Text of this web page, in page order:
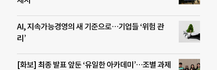
AI, 지속가능경영의 새 기준으로…기업들 ‘위험 관
리’
[화보] 최종 발표 앞둔 ‘유일한 아카데미’…조별 과제